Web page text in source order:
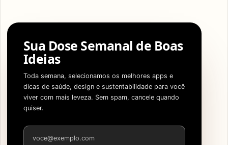
Sua Dose Semanal de Boas
Ideias
Toda semana, selecionamos os melhores apps e
dicas de saúde, design e sustentabilidade para você
viver com mais leveza. Sem spam, cancele quando
quiser.
Endereço de e-mail